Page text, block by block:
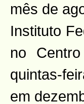
mês de
Instituto
no
quintas-
em